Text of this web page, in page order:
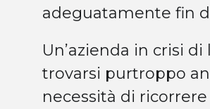
adeguatamente fin
Un’azienda in crisi
trovarsi purtroppo
necessità di